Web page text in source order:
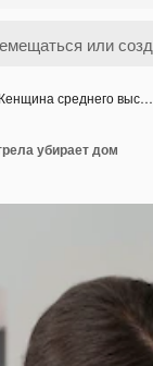
среднего выс…
убирает дом